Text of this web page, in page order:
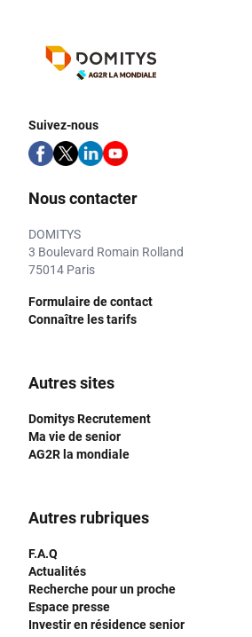
Suivez-nous
Nous contacter
DOMITYS
3 Boulevard Romain Rolland
75014 Paris
Formulaire de contact
Connaître les tarifs
Autres sites
Domitys Recrutement
Ma vie de senior
AG2R la mondiale
Autres rubriques
F.A.Q
Actualités
Recherche pour un proche
Espace presse
Investir en résidence senior